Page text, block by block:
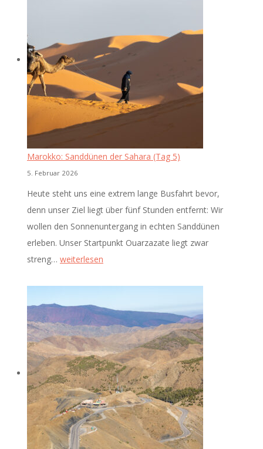
Marokko: Sanddünen der Sahara (Tag 5)
5. Februar 2026
Heute steht uns eine extrem lange Busfahrt bevor,
denn unser Ziel liegt über fünf Stunden entfernt: Wir
wollen den Sonnenuntergang in echten Sanddünen
erleben. Unser Startpunkt Ouarzazate liegt zwar
streng… Marokko:
Sahara
(Tag
5)
weiterlesen